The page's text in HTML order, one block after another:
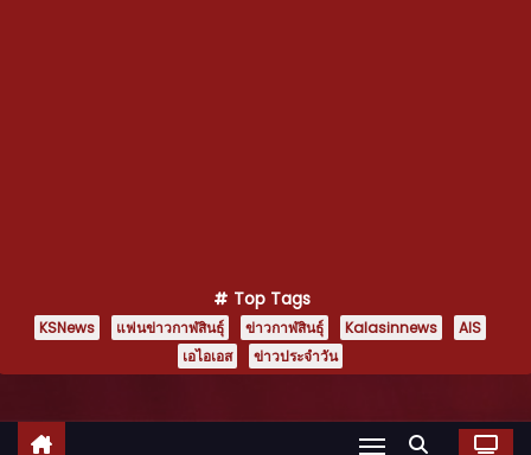
Top Tags
KSNews แฟนข่าวกาฬสินธุ์ ข่าวกาฬสินธุ์ Kalasinnews
AIS
เอไอเอส
ข่าวประจำวัน